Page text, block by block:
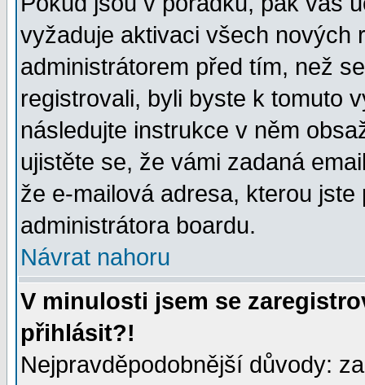
vyžaduje aktivaci všech nových
administrátorem před tím, než
registrovali, byli byste k tomuto
následujte instrukce v něm
ujistěte se, že vámi zadaná
že e-mailová adresa, kterou
administrátora boardu.
Návrat nahoru
V minulosti jsem se
přihlásit?!
Nejpravděpodobnější důvody: